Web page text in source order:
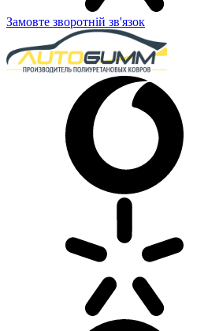
Замовте зворотній зв'язок